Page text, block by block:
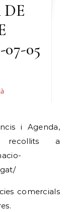
05
i Agenda,
recollits a
comercials